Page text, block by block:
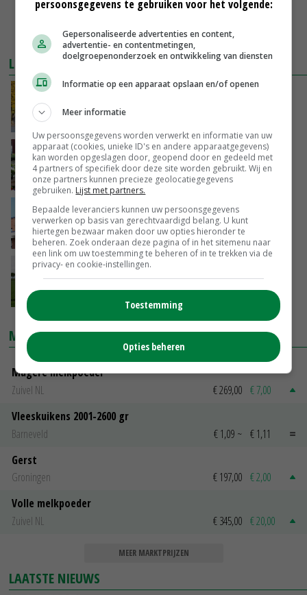
LEES OOK
2,1 miljoen euro voor promotie groene stad
FloraHolland-telers gaan duurzaam
19-01-2018
'Lidl verduurzaamt stap voor stap met
telers'
19-12-2017
Akkerbouwer ziet weer beweging in
waterstof
MARKTPRIJZEN
Magere melkpoeder
Zuivel NL
€ 269,00 € 7,00
Vleeskuikens 2001-2600 gr
Barneveld
€ 1,09 ~ € 1,11
Gerst
Groningen
€ 197,00 € 2,00
Volle melkpoeder
Zuivel NL
€ 345,00 € 20,00
MEER MARKTPRIJZEN
LAATSTE NIEUWS
persoonsgegevens te gebruiken voor het volgende:
Gepersonaliseerde advertenties en content,
advertentie- en contentmetingen,
doelgroepenonderzoek en ontwikkeling van diensten
Informatie op een apparaat opslaan en/of openen
Meer informatie
Uw persoonsgegevens worden verwerkt en informatie van uw
apparaat (cookies, unieke ID's en andere apparaatgegevens)
kan worden opgeslagen door, geopend door en gedeeld met
4 partners of specifiek door deze site worden gebruikt. Wij en
onze partners kunnen precieze geolocatiegegevens
gebruiken. Lijst met partners.
Bepaalde leveranciers kunnen uw persoonsgegevens
verwerken op basis van gerechtvaardigd belang. U kunt
hiertegen bezwaar maken door uw opties hieronder te
beheren. Zoek onderaan deze pagina of in het sitemenu naar
een link om uw toestemming te beheren of in te trekken via de
privacy- en cookie-instellingen.
Toestemming
Opties beheren